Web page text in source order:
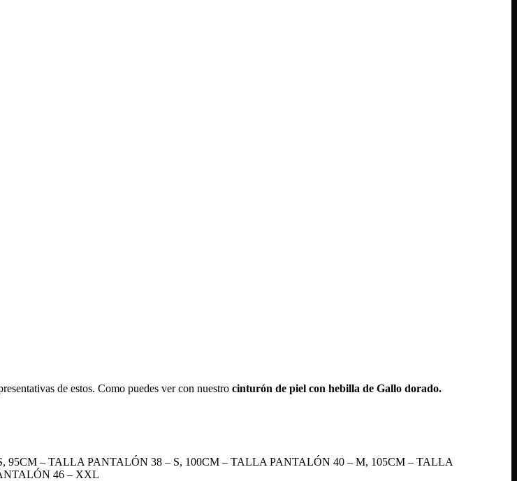
de estos. Como puedes ver con nuestro cinturón de piel con hebilla de Gallo dorado.
– TALLA PANTALÓN 38 – S, 100CM – TALLA PANTALÓN 40 – M, 105CM – TALLA
46 – XXL